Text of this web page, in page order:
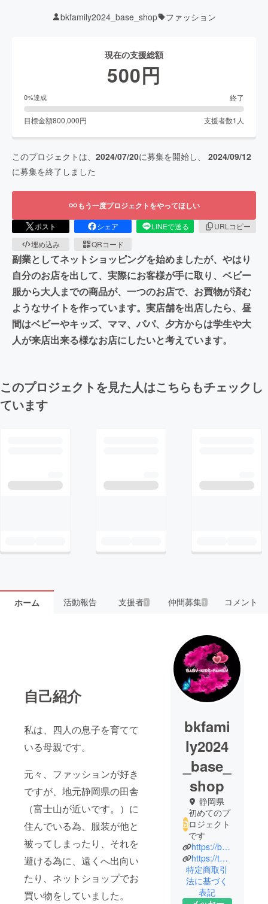
bkfamily2024_base_shop ファッション
現在の支援総額
500円
0%達成 終了
目標金額800,000円 支援者数1 人
このプロジェクトは、 2024/07/20に募集を開始し、 2024/09/12
に募集を終了しました
もう一度プロジェクトをやってほしい
ポスト シェア LINEで送る
URLコピー
埋め込み
QRコード
副業としてネットショッピングを始めましたが、やはり
自分のお店を出して、実際にお客様が手に取り、ベビー
服から大人までの商品が、一つのお店で、お買物が済む
ようなサイトを作っています。実店舗を出店したら、昼
間はベビーやキッズ、ママ、パパ、夕方からは学生や大
人が来店出来る様なお店にしたいと考えています。
このプロジェクトを見た人はこちらもチェックし
ています
ホーム 活動報告 支援者 1 仲間募集 1 コメント
自己紹介
私は、四人の息子を育てて
いる母親です。
元々、ファッションが好き
ですが、地元静岡県の田舎
（富士山が近いです。）に
住んでいる為、服装が他と
被ってしまったり、それを
避ける為に、遠くへ出向い
たり、ネットショップでお
買い物をしていました。
bkfami
ly2024
_base_
shop
静岡県
初めてのプ
ロジェクト
です
https://bkfamily2024.base.shop/
https://thebase.com/to_app?s=shop&shop_id=bkfamily2024-base-shop&follow=true
特定商取引
法に基づく
表記